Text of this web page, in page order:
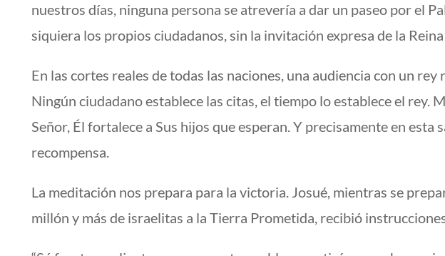
nuestros días, ninguna persona se atrevería a dar un paseo por el
siquiera los propios ciudadanos, sin la invitación expresa de la
En las cortes reales de todas las naciones, una audiencia con un rey
Ningún ciudadano establece las citas, el tiempo lo establece el rey.
Señor, Él fortalece a Sus hijos que esperan. Y precisamente en esta
recompensa.
La meditación nos prepara para la victoria. Josué, mientras se
millón y más de israelitas a la Tierra Prometida, recibió